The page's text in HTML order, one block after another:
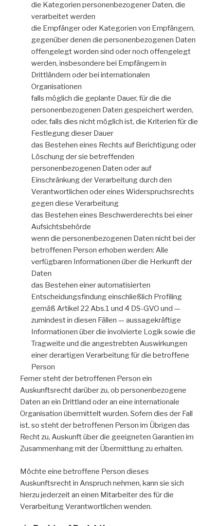
die Kategorien personenbezogener Daten, die
verarbeitet werden
die Empfänger oder Kategorien von Empfängern,
gegenüber denen die personenbezogenen Daten
offengelegt worden sind oder noch offengelegt
werden, insbesondere bei Empfängern in
Drittländern oder bei internationalen
Organisationen
falls möglich die geplante Dauer, für die die
personenbezogenen Daten gespeichert werden,
oder, falls dies nicht möglich ist, die Kriterien für die
Festlegung dieser Dauer
das Bestehen eines Rechts auf Berichtigung oder
Löschung der sie betreffenden
personenbezogenen Daten oder auf
Einschränkung der Verarbeitung durch den
Verantwortlichen oder eines Widerspruchsrechts
gegen diese Verarbeitung
das Bestehen eines Beschwerderechts bei einer
Aufsichtsbehörde
wenn die personenbezogenen Daten nicht bei der
betroffenen Person erhoben werden: Alle
verfügbaren Informationen über die Herkunft der
Daten
das Bestehen einer automatisierten
Entscheidungsfindung einschließlich Profiling
gemäß Artikel 22 Abs.1 und 4 DS-GVO und —
zumindest in diesen Fällen — aussagekräftige
Informationen über die involvierte Logik sowie die
Tragweite und die angestrebten Auswirkungen
einer derartigen Verarbeitung für die betroffene
Person
Ferner steht der betroffenen Person ein
Auskunftsrecht darüber zu, ob personenbezogene
Daten an ein Drittland oder an eine internationale
Organisation übermittelt wurden. Sofern dies der Fall
ist, so steht der betroffenen Person im Übrigen das
Recht zu, Auskunft über die geeigneten Garantien im
Zusammenhang mit der Übermittlung zu erhalten.
Möchte eine betroffene Person dieses
Auskunftsrecht in Anspruch nehmen, kann sie sich
hierzu jederzeit an einen Mitarbeiter des für die
Verarbeitung Verantwortlichen wenden.